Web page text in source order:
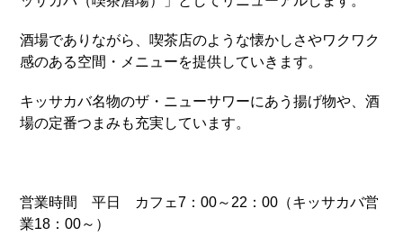
酒場でありながら、喫茶店のような懐かしさやワクワク
感のある空間・メニューを提供していきます。
キッサカバ名物のザ・ニューサワーにあう揚げ物や、酒
場の定番つまみも充実しています。
営業時間 平日 カフェ7：00～22：00（キッサカバ営
業18：00～）